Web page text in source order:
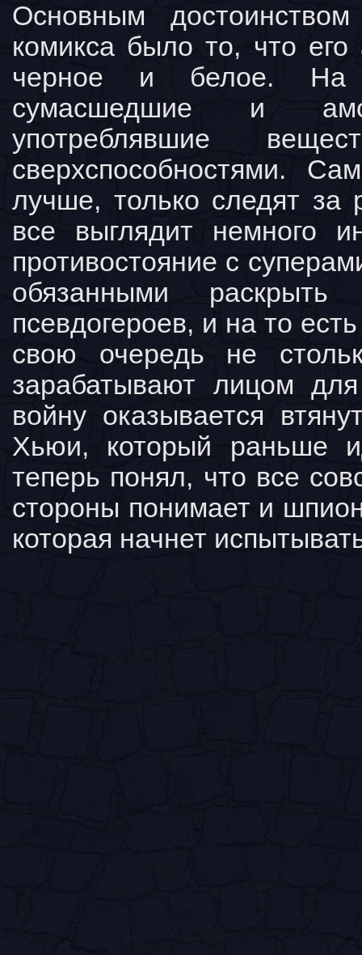
Основным
комикса было то, что
черное и белое. На
сумасшедшие и
употреблявшие
сверхспособностями.
лучше, только следят за
все выглядит немного
противостояние с
обязанными
псевдогероев, и на то
свою очередь не
зарабатывают лицом
войну оказывается
Хьюи, который раньше
теперь понял, что все
стороны понимает и
которая начнет